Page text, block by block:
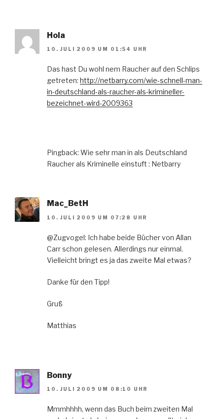
Hola
10. JULI 2009 UM 01:54 UHR
Das hast Du wohl nem Raucher auf den Schlips
getreten: http://netbarry.com/wie-schnell-man-
in-deutschland-als-raucher-als-krimineller-
bezeichnet-wird-2009363
Pingback: Wie sehr man in als Deutschland
Raucher als Kriminelle einstuft : Netbarry
Mac_BetH
10. JULI 2009 UM 07:28 UHR
@Zugvogel: Ich habe beide Bücher von Allan
Carr schon gelesen. Allerdings nur einmal.
Vielleicht bringt es ja das zweite Mal etwas?
Danke für den Tipp!
Gruß
Matthias
Bonny
10. JULI 2009 UM 08:10 UHR
Mmmhhhh, wenn das Buch beim zweiten Mal